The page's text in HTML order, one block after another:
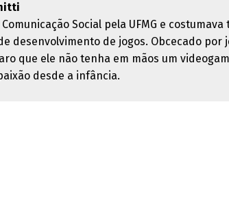
Social pela UFMG e
desenvolvimento de jogos. Obcecado por
que ele não tenha em mãos um
desde a infância.